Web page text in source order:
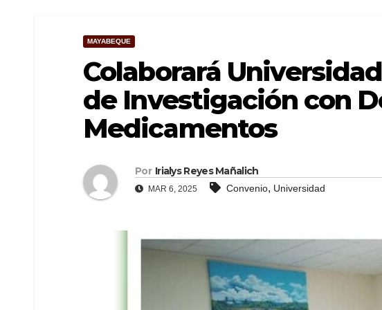
MAYABEQUE
Colaborará
de Investigación con
Medicamentos
Por Irialys Reyes Mañalich
MAR 6, 2025 Convenio, Universidad